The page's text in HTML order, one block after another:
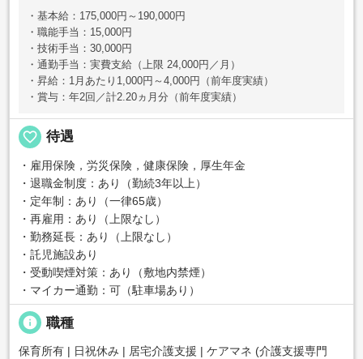
・基本給：175,000円～190,000円
・職能手当：15,000円
・技術手当：30,000円
・通勤手当：実費支給（上限 24,000円／月）
・昇給：1月あたり1,000円～4,000円（前年度実績）
・賞与：年2回／計2.20ヵ月分（前年度実績）
favorite_border 待遇
・雇用保険，労災保険，健康保険，厚生年金
・退職金制度：あり（勤続3年以上）
・定年制：あり（一律65歳）
・再雇用：あり（上限なし）
・勤務延長：あり（上限なし）
・託児施設あり
・受動喫煙対策：あり（敷地内禁煙）
・マイカー通勤：可（駐車場あり）
info 職種
保育所有 | 日祝休み | 居宅介護支援 | ケアマネ (介護支援専門